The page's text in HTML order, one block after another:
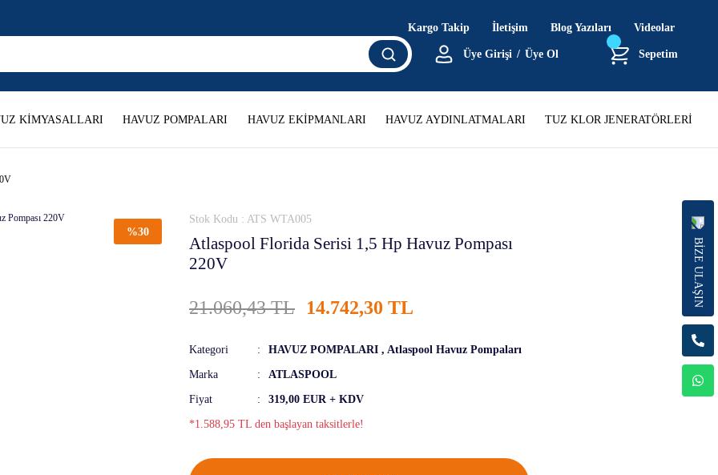
Kargo Takip İletişim Blog Yazıları Videolar
Üye Girişi / Üye Ol Sepetim
KİMYASALLARI HAVUZ POMPALARI HAVUZ EKİPMANLARI HAVUZ AYDINLATMALARI TUZ KLOR JENERATÖRLERİ
%30
Stok Kodu : ATS WTA005
Atlaspool Florida Serisi 1,5 Hp Havuz Pompası
220V
21.060,43 TL 14.742,30 TL
Kategori HAVUZ POMPALARI , Atlaspool Havuz Pompaları
Marka ATLASPOOL
Fiyat 319,00 EUR + KDV
*1.588,95 TL den başlayan taksitlerle!
BİZE ULAŞIN